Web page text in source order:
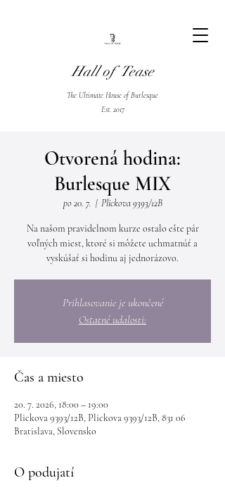
Hall of Tease
The Ultimate House of Burlesque
Est. 2017
Otvorená hodina:
Burlesque MIX
po 20. 7.
  |
Plickova 9393/12B
Na našom pravidelnom kurze ostalo ešte pár
voľných miest, ktoré si môžete uchmatnúť a
vyskúšať si hodinu aj jednorázovo.
Prihlasovanie je ukončené
Ostatné udalosti:
Čas a miesto
20. 7. 2026, 18:00 – 19:00
Plickova 9393/12B, Plickova 9393/12B, 831 06
Bratislava, Slovensko
O podujatí